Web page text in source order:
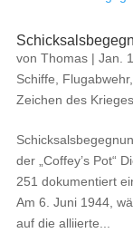
von Thomas| Jan.
Schiffe,
Zeichen des Krieges
der „Coffey’s Pot“
251 dokumentiert
Am 6. Juni 1944,
auf die alliierte...